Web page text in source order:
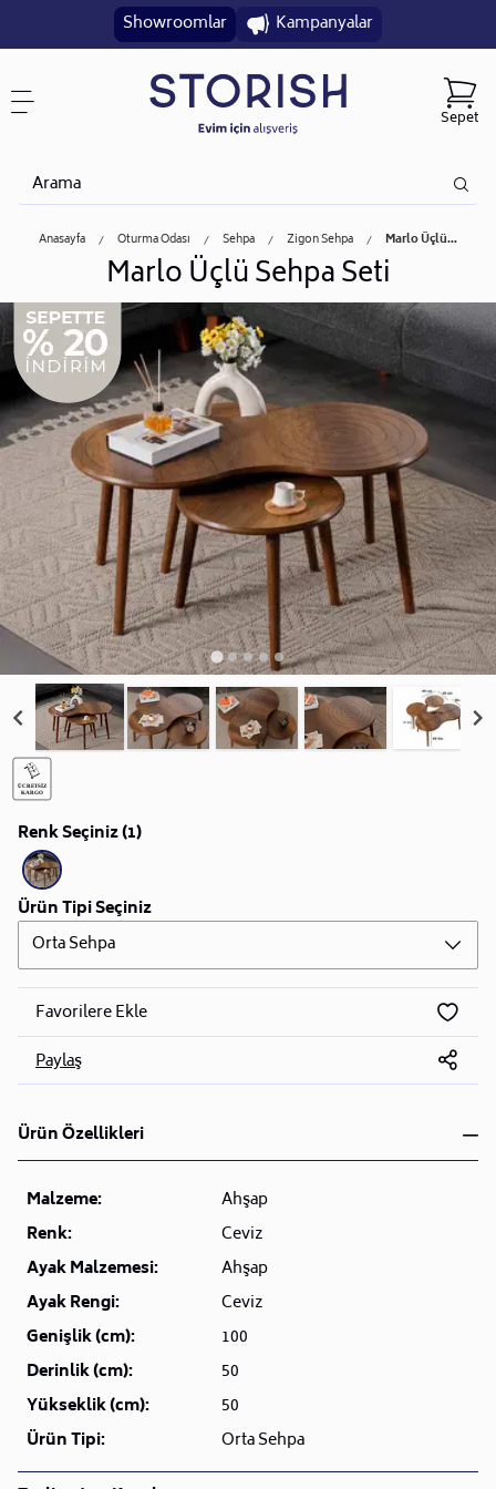
Showroomlar Kampanyalar
Sepet
Anasayfa Oturma Odası Sehpa Zigon Sehpa Marlo Üçlü...
Marlo Üçlü Sehpa Seti
Renk Seçiniz (1)
Ürün Tipi Seçiniz
Orta Sehpa
Favorilere Ekle
Paylaş
Ürün Özellikleri
Malzeme:
Ahşap
Renk:
Ceviz
Ayak Malzemesi:
Ahşap
Ayak Rengi:
Ceviz
Genişlik (cm):
100
Derinlik (cm):
50
Yükseklik (cm):
50
Ürün Tipi:
Orta Sehpa